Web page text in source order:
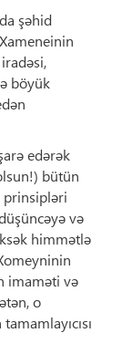
şəhid
böyük
edərək
bütün
prinsipləri
və
himmətlə
imaməti və
o